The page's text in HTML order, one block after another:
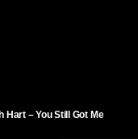
Hart – You Still Got Me